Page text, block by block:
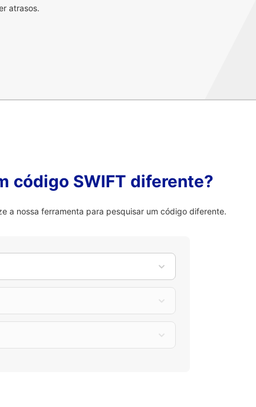
atrasos.
código SWIFT diferente?
a nossa ferramenta para pesquisar um código diferente.